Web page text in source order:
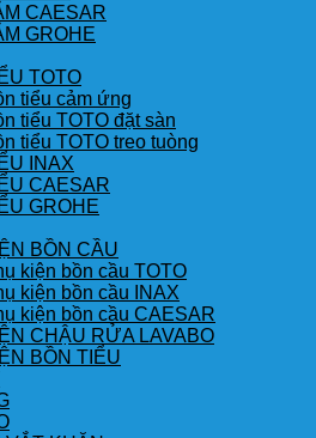
CAESAR
GROHE
TOTO
tiểu cảm ứng
tiểu TOTO đặt sàn
tiểu TOTO treo tuòng
INAX
CAESAR
GROHE
BỒN CẦU
kiện bồn cầu TOTO
kiện bồn cầu INAX
kiện bồn cầu CAESAR
CHẬU RỬA LAVABO
BỒN TIỂU